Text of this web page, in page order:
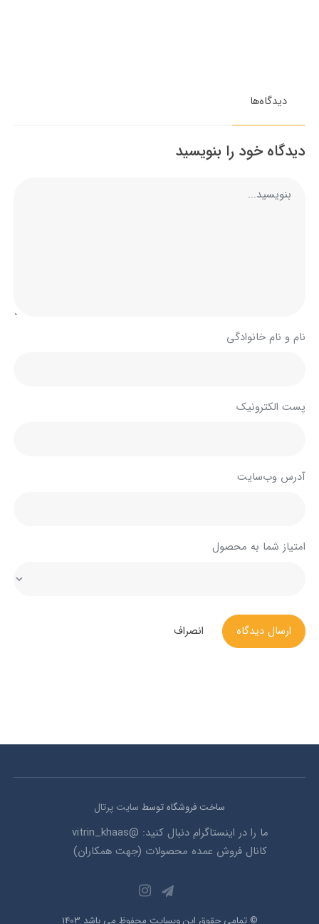
دیدگاه‌ها
دیدگاه خود را بنویسید
نام و نام خانوادگی
پست الکترونیک
آدرس وب‌سایت
امتیاز شما به محصول
ارسال دیدگاه انصراف
ساخت فروشگاه توسط سایت پرتال
ما را در اینستاگرام دنبال کنید: @vitrin_khaas
کانال فروش عمده محصولات (جهت همکاران)
© تمامی حقوق این وبسایت محفوظ می باشد 1403